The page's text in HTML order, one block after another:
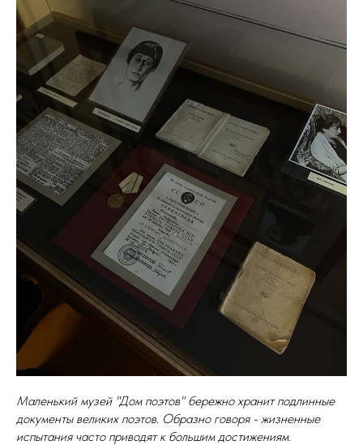
Маленький музей "Дом поэтов" бережно хранит подлинные
документы великих поэтов. Образно говоря - жизненные
испытания часто приводят к большим достижениям.